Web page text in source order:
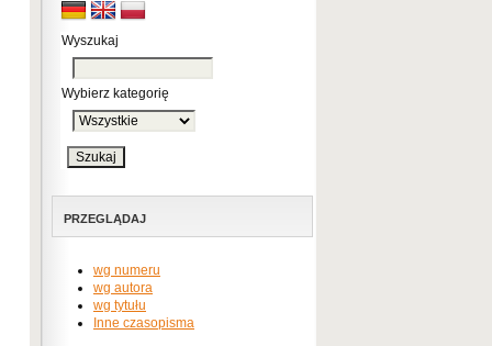
Wyszukaj
Wybierz kategorię
PRZEGLĄDAJ
wg numeru
wg autora
wg tytułu
Inne czasopisma